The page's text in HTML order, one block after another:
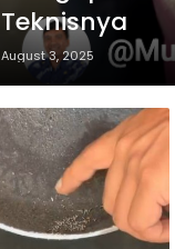
Teknisnya
August 3, 2025